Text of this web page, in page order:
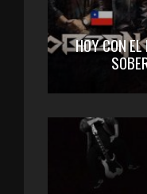
HOY CON